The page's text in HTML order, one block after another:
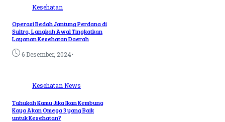
Kesehatan
Operasi Bedah Jantung Perdana di
Sultra, Langkah Awal Tingkatkan
Layanan Kesehatan Daerah
6 Desember, 2024•
KesehatanNews
Tahukah Kamu Jika Ikan Kembung
Kaya Akan Omega 3 yang Baik
untuk Kesehatan?